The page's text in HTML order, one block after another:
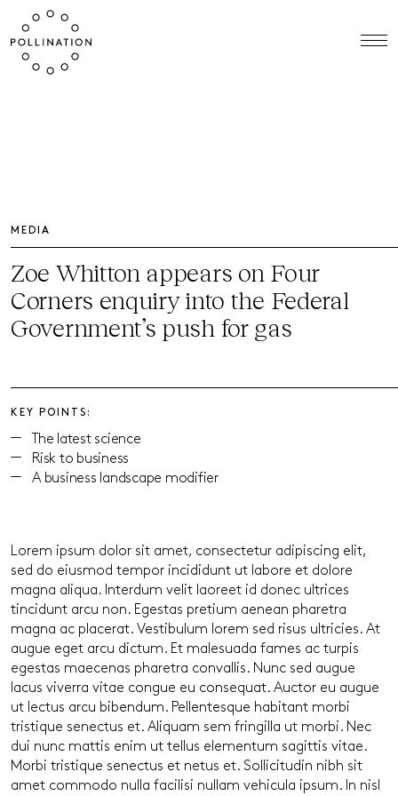
MEDIA
Zoe Whitton appears on Four
Corners enquiry into the Federal
Government’s push for gas
KEY POINTS:
The latest science
Risk to business
A business landscape modifier
Lorem ipsum dolor sit amet, consectetur adipiscing elit,
sed do eiusmod tempor incididunt ut labore et dolore
magna aliqua. Interdum velit laoreet id donec ultrices
tincidunt arcu non. Egestas pretium aenean pharetra
magna ac placerat. Vestibulum lorem sed risus ultricies. At
augue eget arcu dictum. Et malesuada fames ac turpis
egestas maecenas pharetra convallis. Nunc sed augue
lacus viverra vitae congue eu consequat. Auctor eu augue
ut lectus arcu bibendum. Pellentesque habitant morbi
tristique senectus et. Aliquam sem fringilla ut morbi. Nec
dui nunc mattis enim ut tellus elementum sagittis vitae.
Morbi tristique senectus et netus et. Sollicitudin nibh sit
amet commodo nulla facilisi nullam vehicula ipsum. In nisl